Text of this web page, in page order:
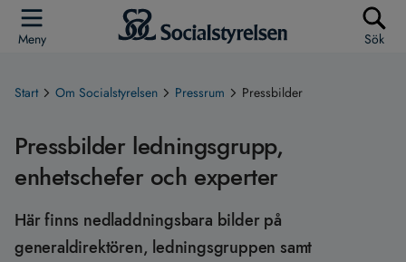
Meny Sök
Start Om Socialstyrelsen Pressrum Pressbilder
Pressbilder ledningsgrupp,
enhetschefer och experter
Här finns nedladdningsbara bilder på
generaldirektören, ledningsgruppen samt